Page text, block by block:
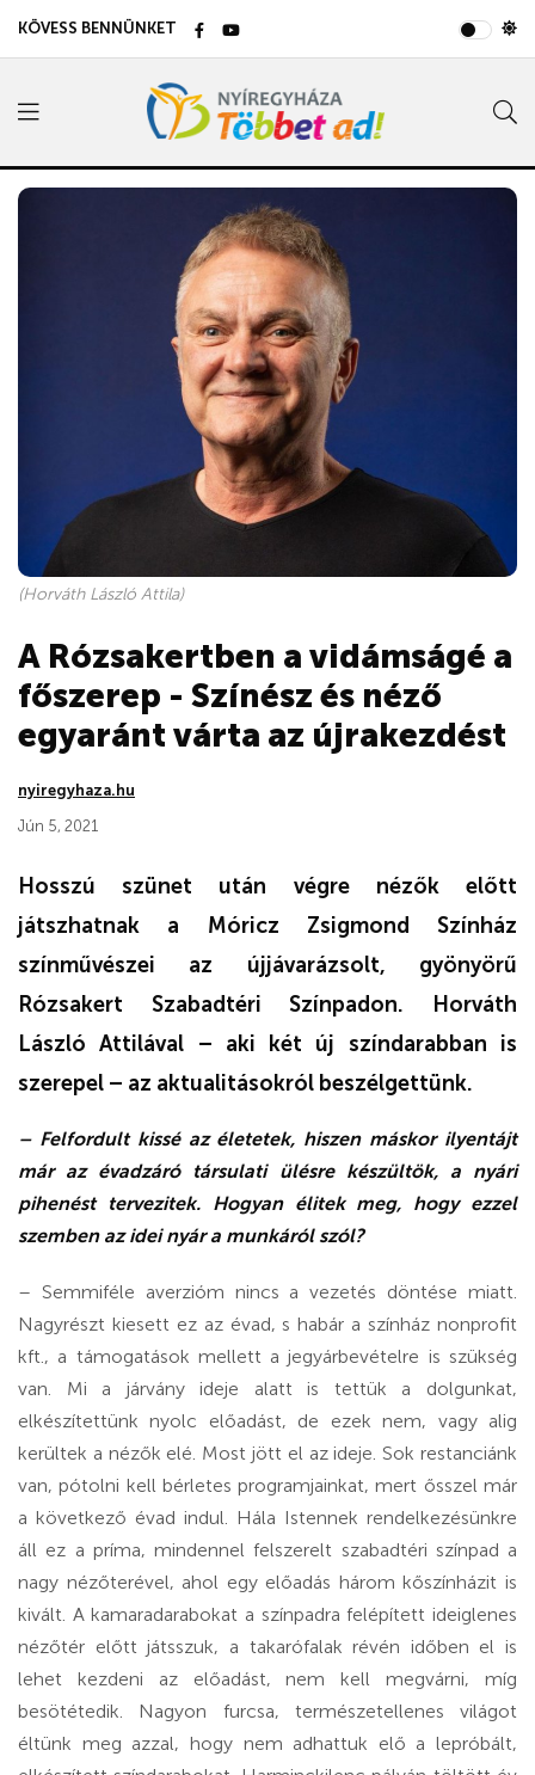
KÖVESS BENNÜNKET
(Horváth László Attila)
A Rózsakertben a vidámságé a
főszerep - Színész és néző
egyaránt várta az újrakezdést
nyiregyhaza.hu
Jún 5, 2021
Hosszú szünet után végre nézők előtt
játszhatnak a Móricz Zsigmond Színház
színművészei az újjávarázsolt, gyönyörű
Rózsakert Szabadtéri Színpadon. Horváth
László Attilával – aki két új színdarabban is
szerepel – az aktualitásokról beszélgettünk.
– Felfordult kissé az életetek, hiszen máskor ilyentájt
már az évadzáró társulati ülésre készültök, a nyári
pihenést tervezitek. Hogyan élitek meg, hogy ezzel
szemben az idei nyár a munkáról szól?
– Semmiféle averzióm nincs a vezetés döntése miatt.
Nagyrészt kiesett ez az évad, s habár a színház nonprofit
kft., a támogatások mellett a jegyárbevételre is szükség
van. Mi a járvány ideje alatt is tettük a dolgunkat,
elkészítettünk nyolc előadást, de ezek nem, vagy alig
kerültek a nézők elé. Most jött el az ideje. Sok restanciánk
van, pótolni kell bérletes programjainkat, mert ősszel már
a következő évad indul. Hála Istennek rendelkezésünkre
áll ez a príma, mindennel felszerelt szabadtéri színpad a
nagy nézőterével, ahol egy előadás három kőszínházit is
kivált. A kamaradarabokat a színpadra felépített ideiglenes
nézőtér előtt játsszuk, a takarófalak révén időben el is
lehet kezdeni az előadást, nem kell megvárni, míg
besötétedik. Nagyon furcsa, természetellenes világot
éltünk meg azzal, hogy nem adhattuk elő a lepróbált,